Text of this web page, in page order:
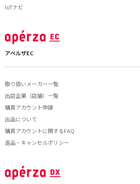
IoTナビ
アペルザEC
取り扱いメーカー一覧
出店企業（店舗）一覧
購買アカウント申請
出品について
購買アカウントに関するFAQ
返品・キャンセルポリシー